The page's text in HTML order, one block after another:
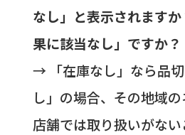
なし」と表示されます
果に該当なし」ですか？
→ 「在庫なし」なら品
し」の場合、その地域
店舗では取り扱いがない